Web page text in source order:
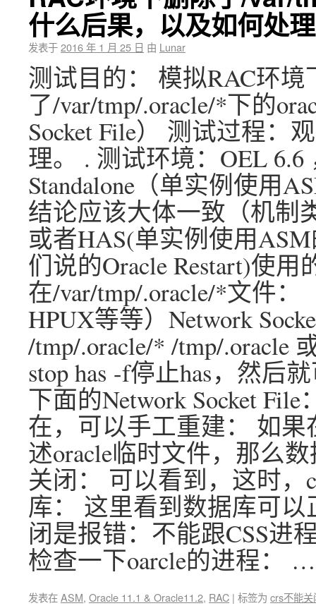
什么后果，以及如何处理
发表于2016 年 1 月 25 日 由 Lunar
测试目的： 模拟RAC环
了/var/tmp/.oracle/*下的
Socket File） 测试过程：
理。 . 测试环境：OEL 6.6
Standalone（单实例使用
结论应该大体一致（机制
或者HAS(单实例使用
们说的Oracle Restart)使用
在/var/tmp/.oracle/*文件
HPUX等等）Network
/tmp/.oracle/* /tmp/.oracle
stop has -f停止has，然后
下面的Network Socket
在，可以手工重建： 如
述oracle临时文件，那么
关闭： 可以看到，这时
库： 这里看到数据库可
闭是报错：不能跟CSS进
检查一下oarcle的进程：
发表在ASM, Oracle 11.1 & Oracle11.2, RAC | 标签为 crs不能关